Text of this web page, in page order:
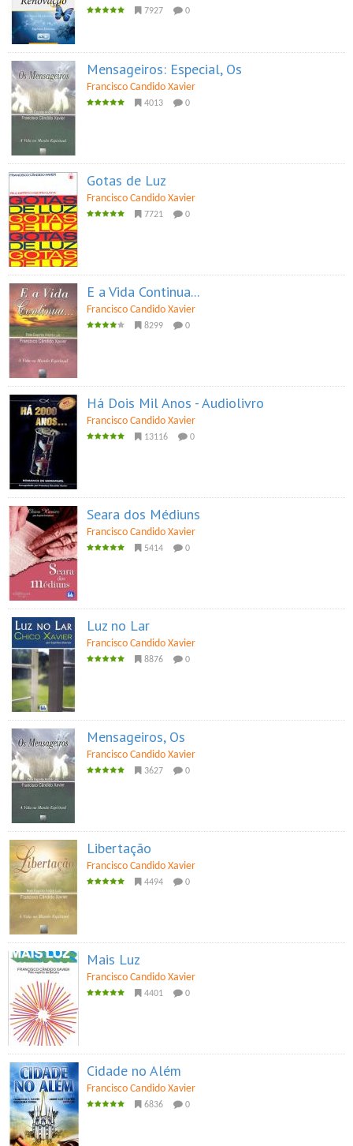
7927 0
Mensageiros: Especial, Os
Francisco Candido Xavier
4013 0
Gotas de Luz
Francisco Candido Xavier
7721 0
E a Vida Continua...
Francisco Candido Xavier
8299 0
Há Dois Mil Anos - Audiolivro
Francisco Candido Xavier
13116 0
Seara dos Médiuns
Francisco Candido Xavier
5414 0
Luz no Lar
Francisco Candido Xavier
8876 0
Mensageiros, Os
Francisco Candido Xavier
3627 0
Libertação
Francisco Candido Xavier
4494 0
Mais Luz
Francisco Candido Xavier
4401 0
Cidade no Além
Francisco Candido Xavier
6836 0